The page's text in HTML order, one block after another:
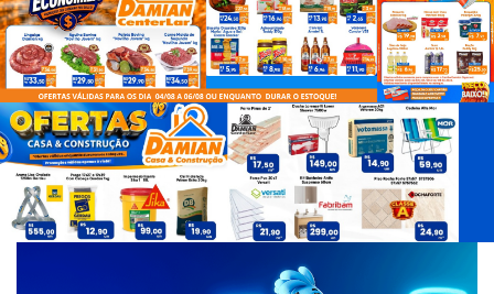
d
e
a
g
s